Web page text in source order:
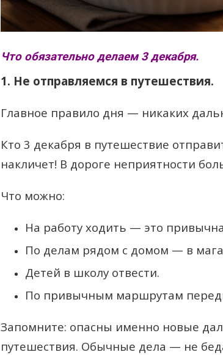
Что обязательно делаем 3 декабря.
1. Не отправляемся в путешествия.
Главное правило дня — никаких
Кто 3 декабря в путешествие
накличет! В дороге неприятности
Что можно:
На работу ходить — это
По делам рядом с домом — в
Детей в школу отвести.
По привычным маршрутам
Запомните: опасны именно новые
путешествия. Обычные дела — не